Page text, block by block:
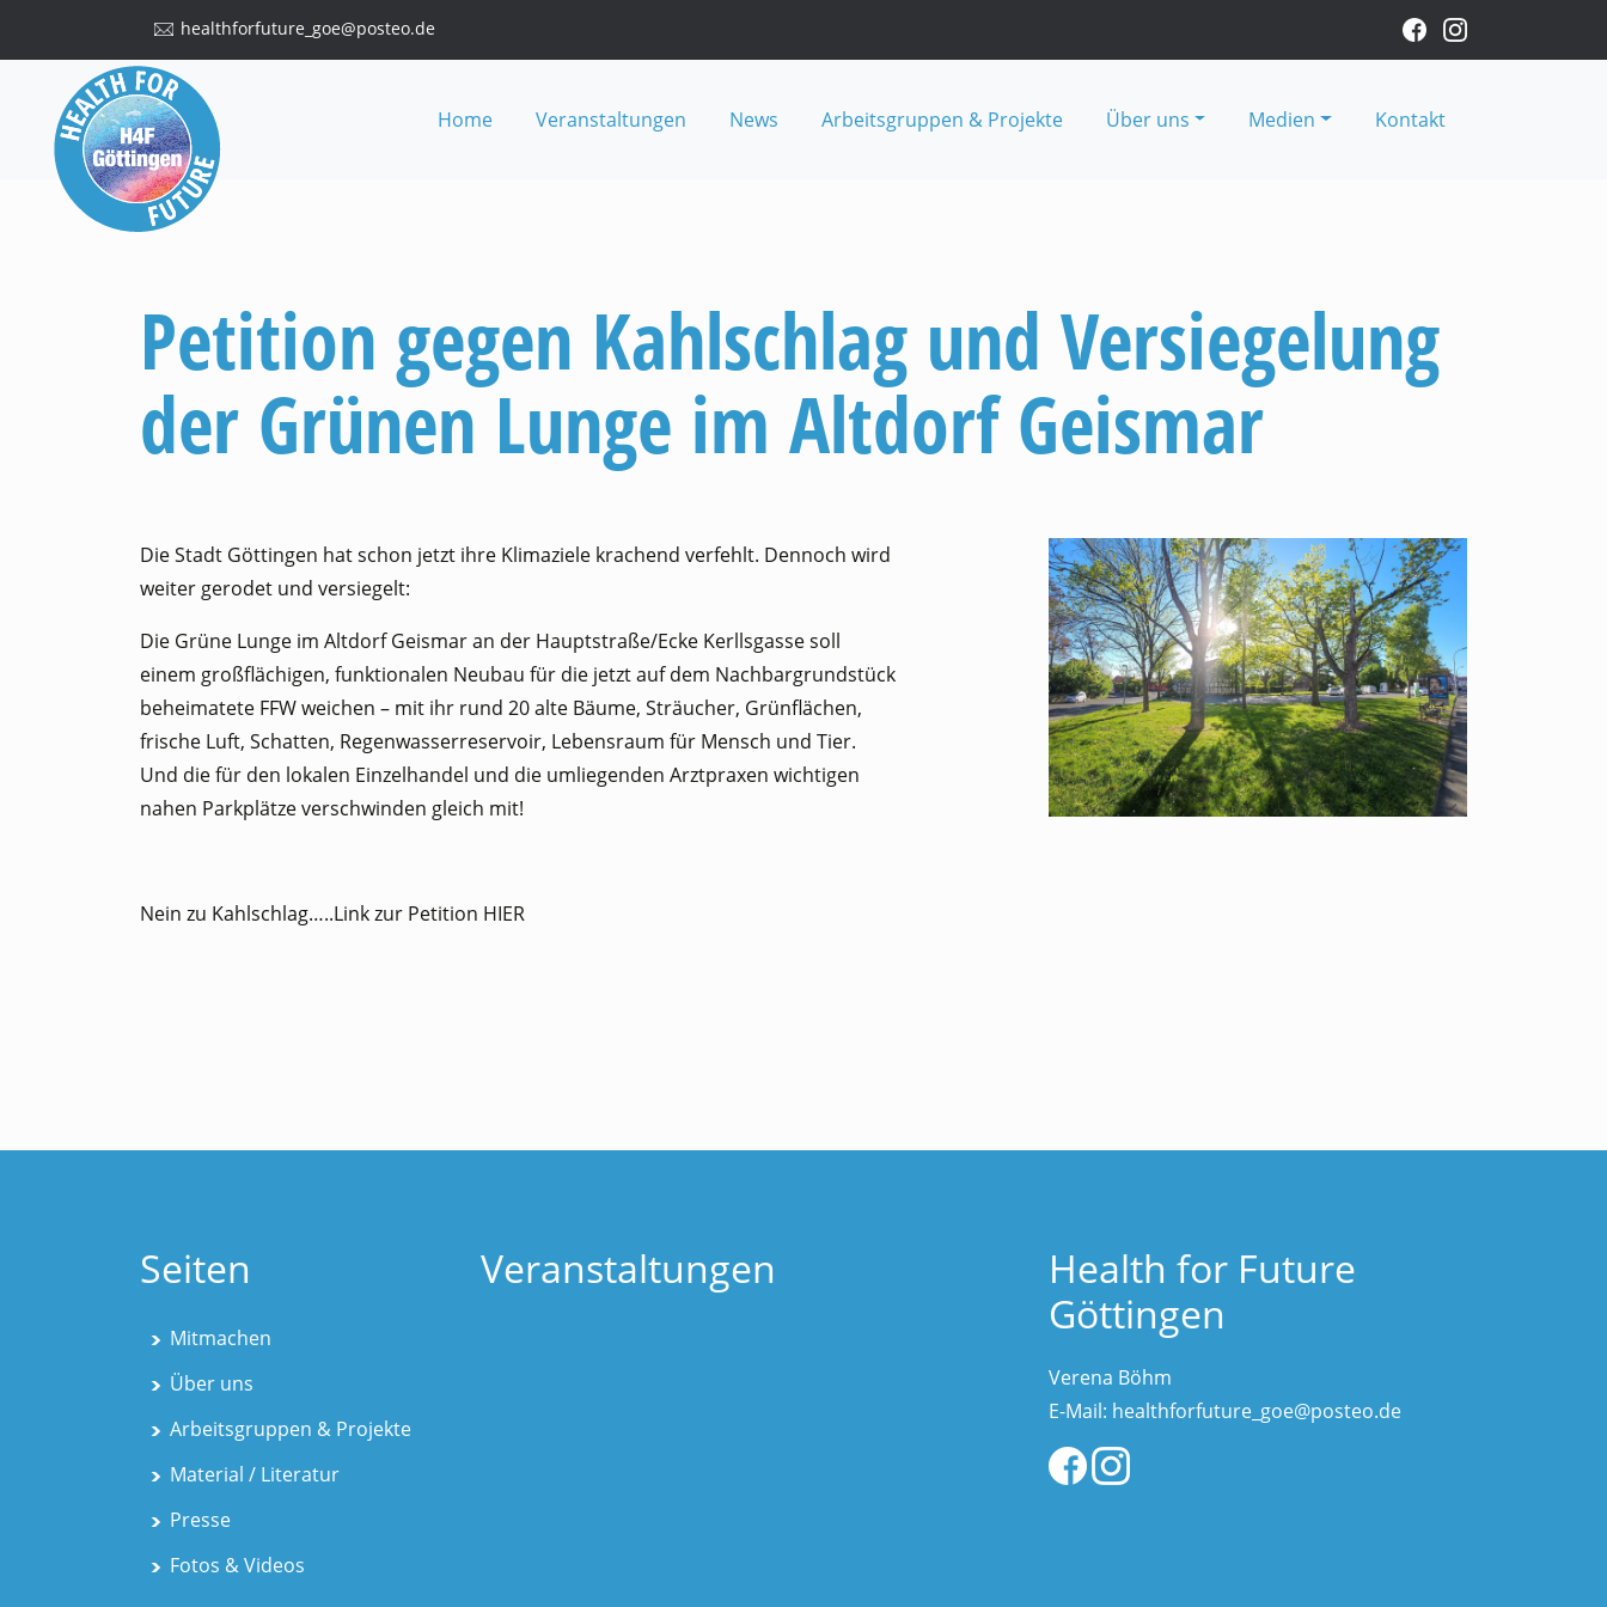
healthforfuture_goe@posteo.de
Home Veranstaltungen News Arbeitsgruppen & Projekte Über uns Medien Kontakt
Petition gegen Kahlschlag und Versiegelung
der Grünen Lunge im Altdorf Geismar
Die Stadt Göttingen hat schon jetzt ihre Klimaziele krachend verfehlt. Dennoch wird
weiter gerodet und versiegelt:
Die Grüne Lunge im Altdorf Geismar an der Hauptstraße/Ecke Kerllsgasse soll
einem großflächigen, funktionalen Neubau für die jetzt auf dem Nachbargrundstück
beheimatete FFW weichen – mit ihr rund 20 alte Bäume, Sträucher, Grünflächen,
frische Luft, Schatten, Regenwasserreservoir, Lebensraum für Mensch und Tier.
Und die für den lokalen Einzelhandel und die umliegenden Arztpraxen wichtigen
nahen Parkplätze verschwinden gleich mit!
Nein zu Kahlschlag…..Link zur Petition HIER
Seiten
Mitmachen
Über uns
Arbeitsgruppen & Projekte
Material / Literatur
Presse
Fotos & Videos
Veranstaltungen
Health for Future
Göttingen
Verena Böhm
E-Mail: healthforfuture_goe@posteo.de